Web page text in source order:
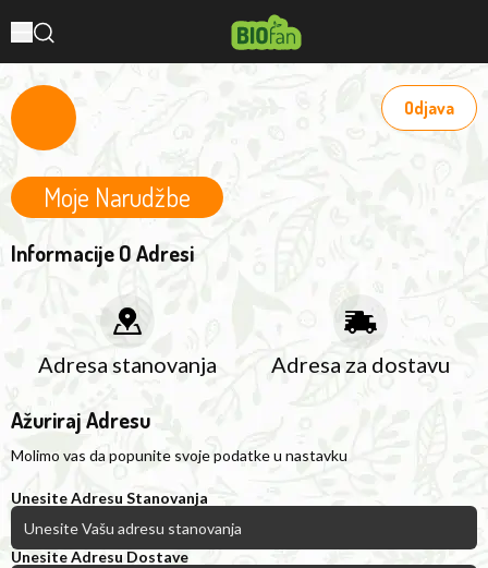
Odjava
Moje Narudžbe
Informacije O Adresi
Adresa stanovanja Adresa za dostavu
Ažuriraj Adresu
Molimo vas da popunite svoje podatke u nastavku
Unesite Adresu Stanovanja
Unesite Adresu Dostave